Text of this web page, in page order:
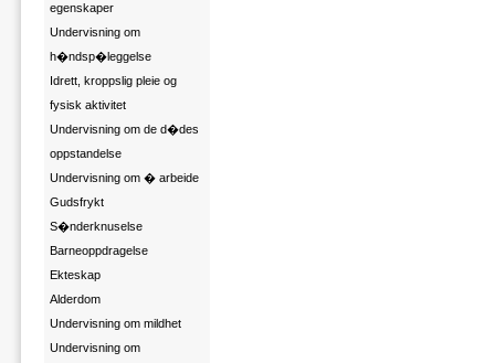
egenskaper
Undervisning om
h�ndsp�leggelse
Idrett, kroppslig pleie og
fysisk aktivitet
Undervisning om de d�des
oppstandelse
Undervisning om � arbeide
Gudsfrykt
S�nderknuselse
Barneoppdragelse
Ekteskap
Alderdom
Undervisning om mildhet
Undervisning om